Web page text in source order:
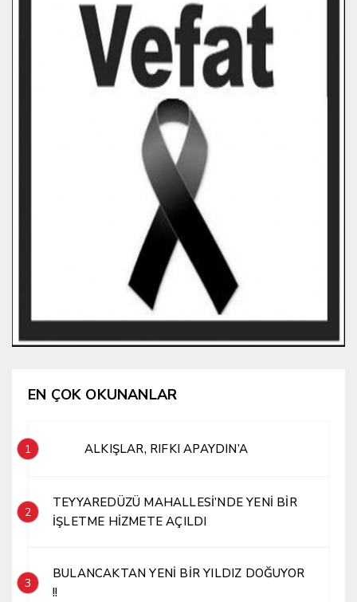
EN ÇOK OKUNANLAR
1 ALKIŞLAR, RIFKI APAYDIN’A
2
TEYYAREDÜZÜ MAHALLESİ’NDE YENİ BİR
İŞLETME HİZMETE AÇILDI
3
BULANCAKTAN YENİ BİR YILDIZ DOĞUYOR
!!